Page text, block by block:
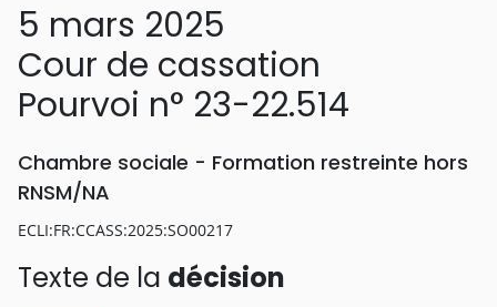
5 mars 2025
Cour de cassation
Pourvoi n° 23-22.514
Chambre sociale - Formation restreinte hors
RNSM/NA
ECLI:FR:CCASS:2025:SO00217
Texte de la décision